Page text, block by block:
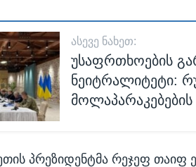
ᲐᲡᲔᲕᲔ ᲜᲐᲮᲔᲗ:
უსაფრთხოების
ნეიტრალიტეტი:
პრეზიდენტმა რეჯეფ